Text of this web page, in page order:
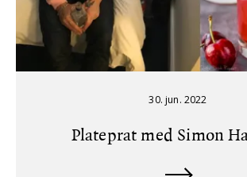
30. jun. 2022
Plateprat med Simon